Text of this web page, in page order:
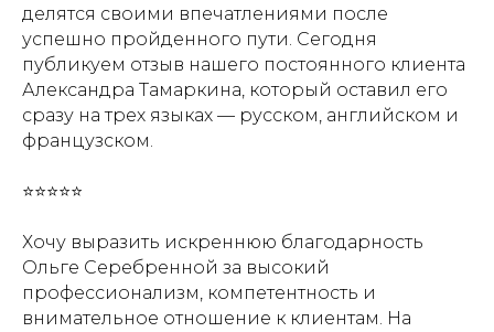
делятся своими впечатлениями после
успешно пройденного пути. Сегодня
публикуем отзыв нашего постоянного клиента
Александра Тамаркина, который оставил его
сразу на трех языках — русском, английском и
французском.
⭐⭐⭐⭐⭐
Хочу выразить искреннюю благодарность
Ольге Серебренной за высокий
профессионализм, компетентность и
внимательное отношение к клиентам. На